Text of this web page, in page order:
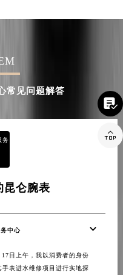
常见问题解答
务
昆仑腕表
中心
日上午，我以消费者的身份
表进水维修项目进行实地探

